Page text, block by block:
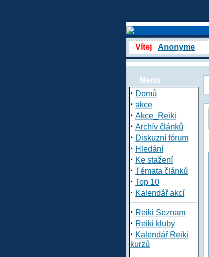
Vítej Anonyme
Menu
· Domů
· akce
· Akce_Reiki
· Archív článků
· Diskuzní fórum
· Hledání
· Ke stažení
· Témata článků
· Top 10
· Kalendář akcí
· Reiki Seznam
· Reiki kluby
· Kalendář Reiki
kurzů